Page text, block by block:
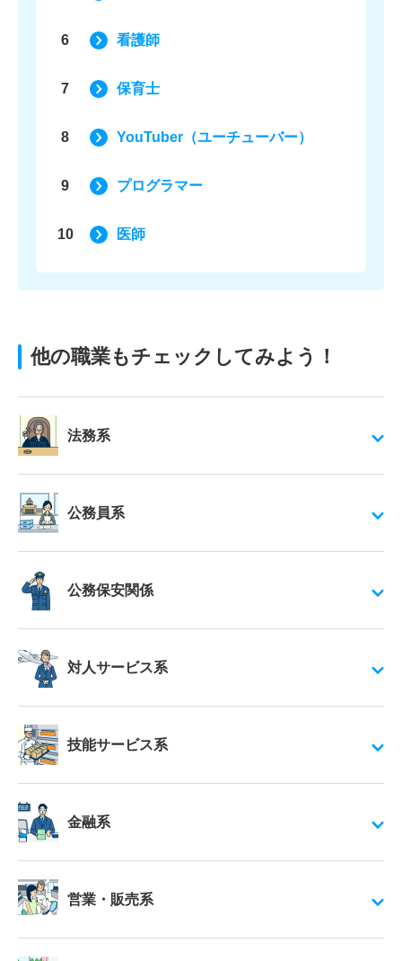
6 看護師
7 保育士
8 YouTuber（ユーチューバー）
9 プログラマー
10 医師
他の職業もチェックしてみよう！
法務系
公務員系
公務保安関係
対人サービス系
技能サービス系
金融系
営業・販売系